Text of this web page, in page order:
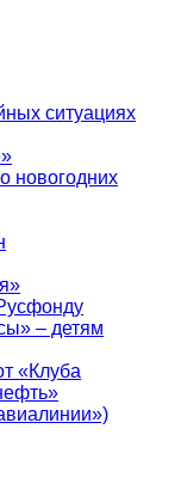
ситуациях
новогодних
– детям
«Клуба